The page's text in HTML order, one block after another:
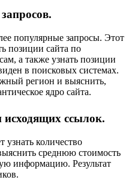
популярные запросы. Этот
позиции сайта по
а также узнать позиции
в поисковых системах.
регион и выяснить,
ядро сайта.
ссылок.
узнать количество
среднюю стоимость
информацию. Результат